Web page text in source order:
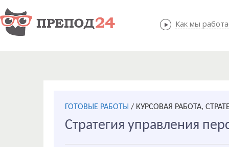
Как мы
Как мы
ГОТОВЫЕ РАБОТЫ / КУРСОВАЯ РАБОТА,
Стратегия управления